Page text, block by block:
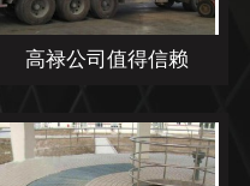
高禄公司值得信赖